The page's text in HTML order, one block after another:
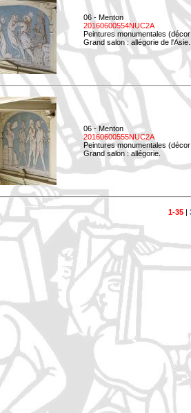
06 - Menton
20160600554NUC2A
Peintures monumentales
Grand salon : allégorie de l'Asie.
06 - Menton
20160600555NUC2A
Peintures monumentales
Grand salon : allégorie.
1-35|